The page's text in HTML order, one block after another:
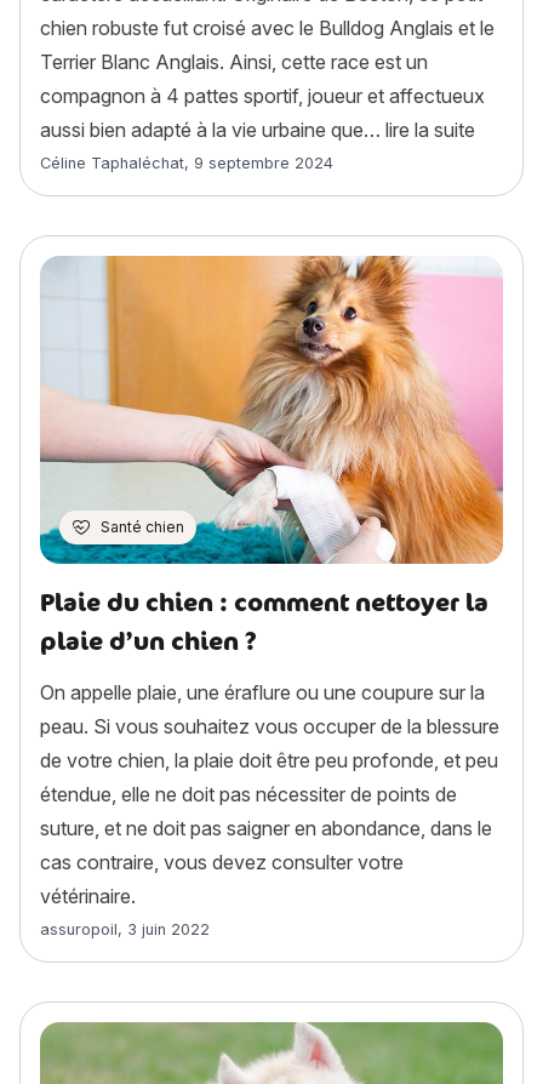
chien robuste fut croisé avec le Bulldog Anglais et le
Terrier Blanc Anglais. Ainsi, cette race est un
compagnon à 4 pattes sportif, joueur et affectueux
aussi bien adapté à la vie urbaine que… lire la suite
Article rédigé par
Céline Taphaléchat, 9 septembre 2024
Santé chien
Plaie du chien : comment nettoyer la
plaie d’un chien ?
On appelle plaie, une éraflure ou une coupure sur la
peau. Si vous souhaitez vous occuper de la blessure
de votre chien, la plaie doit être peu profonde, et peu
étendue, elle ne doit pas nécessiter de points de
suture, et ne doit pas saigner en abondance, dans le
cas contraire, vous devez consulter votre
vétérinaire.
Article rédigé par
assuropoil, 3 juin 2022